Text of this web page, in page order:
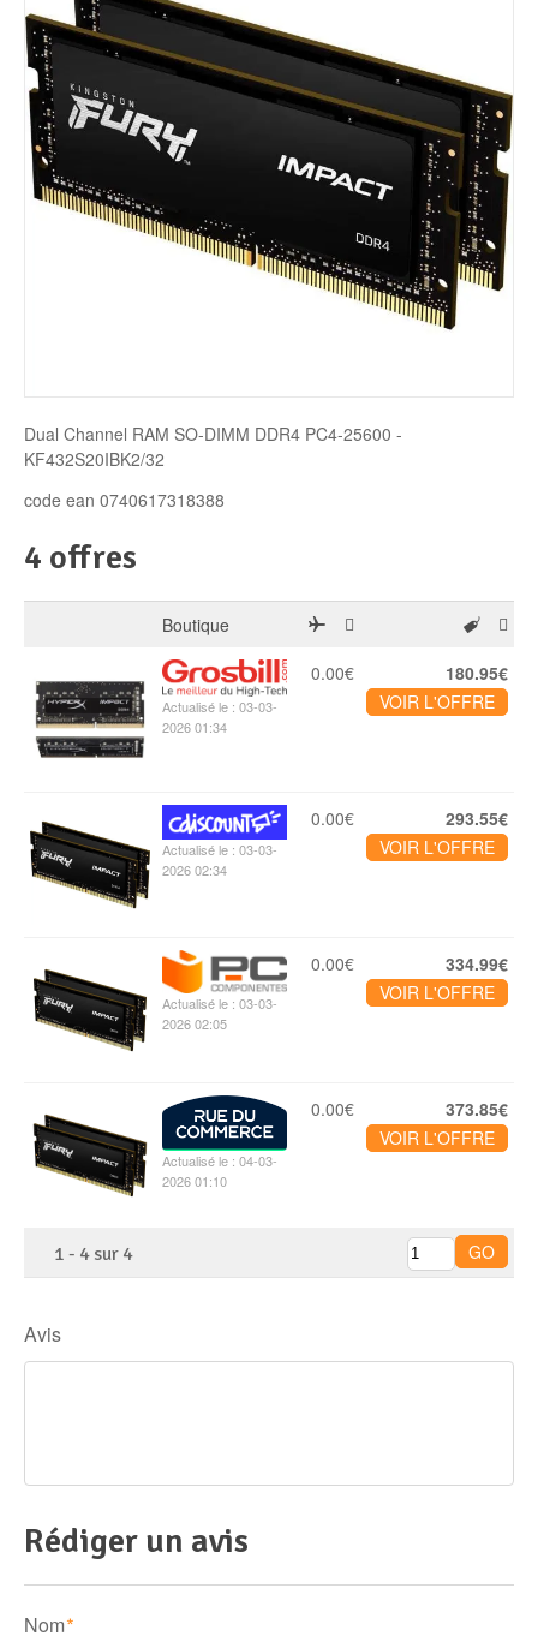
Barebone
Tablettes
Mémoire PC
Mémoire Notebook
Processeur
Disque SSD
Réseaux
Dual Channel RAM SO-DIMM DDR4 PC4-25600 -
KF432S20IBK2/32
code ean 0740617318388
4 offres
Boutique
Actualisé le : 03-03-
2026 01:34
0.00€
180.95€
VOIR L'OFFRE
Actualisé le : 03-03-
2026 02:34
0.00€
293.55€
VOIR L'OFFRE
Actualisé le : 03-03-
2026 02:05
0.00€
334.99€
VOIR L'OFFRE
Actualisé le : 04-03-
2026 01:10
0.00€
373.85€
VOIR L'OFFRE
1 - 4 sur 4
Avis
Rédiger un avis
Nom *